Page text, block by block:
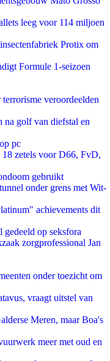
leeg voor 114 miljoen
Protix om
Formule 1-seizoen
veroordeelden
na golf van diefstal en
pc
zetels voor D66, FvD,
gebruikt
onder grens met Wit-
achievements dit
op seksfora
zorgprofessional Jan
onder toezicht om
vraagt uitstel van
Meren, maar Boa's
meer met oud en